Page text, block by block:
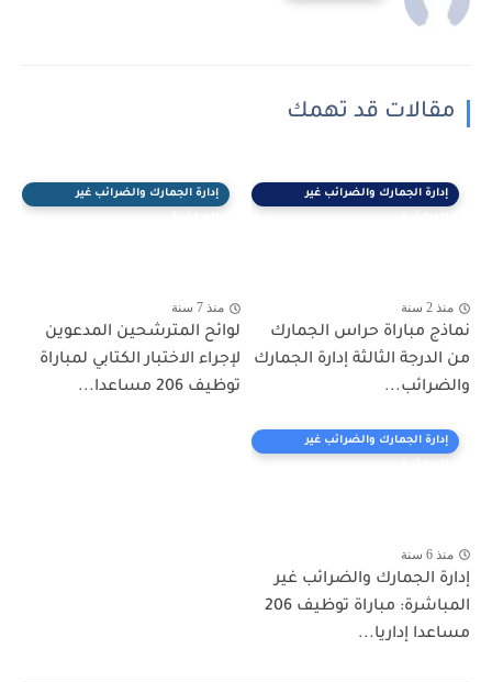
مقالات قد تهمك
إدارة الجمارك والضرائب غير
منذ 2 سنة
نماذج مباراة حراس الجمارك
من الدرجة الثالثة إدارة الجمارك
والضرائب...
إدارة الجمارك والضرائب غير
منذ 7 سنة
لوائح المترشحين المدعوين
لإجراء الاختبار الكتابي لمباراة
توظيف 206 مساعدا...
إدارة الجمارك والضرائب غير
منذ 6 سنة
إدارة الجمارك والضرائب غير
المباشرة: مباراة توظيف 206
مساعدا إداريا...